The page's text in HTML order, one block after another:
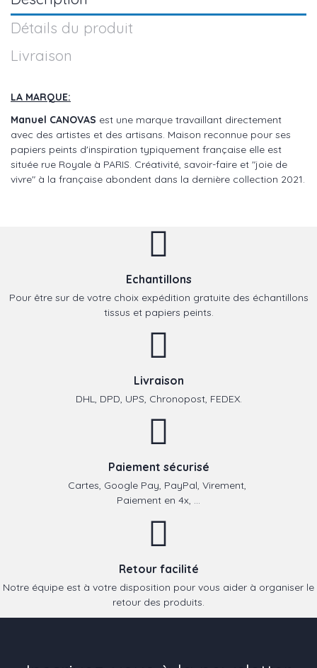
Détails du produit
Livraison
LA MARQUE:
Manuel CANOVAS est une marque travaillant directement
avec des artistes et des artisans. Maison reconnue pour ses
papiers peints d'inspiration typiquement française elle est
située rue Royale à PARIS. Créativité, savoir-faire et "joie de
vivre" à la française abondent dans la dernière collection 2021.
Echantillons
Pour être sur de votre choix expédition gratuite des échantillons
tissus et papiers peints.
Livraison
DHL, DPD, UPS, Chronopost, FEDEX.
Paiement sécurisé
Cartes, Google Pay, PayPal, Virement,
Paiement en 4x, ...
Retour facilité
Notre équipe est à votre disposition pour vous aider à organiser le
retour des produits.